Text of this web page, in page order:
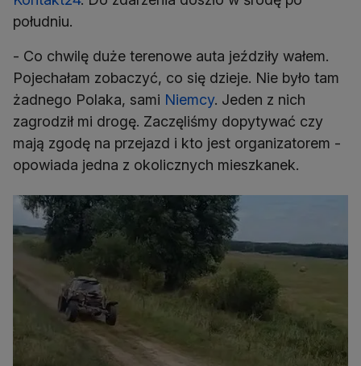
południu.
- Co chwilę duże terenowe auta jeździły wałem.
Pojechałam zobaczyć, co się dzieje. Nie było tam
żadnego Polaka, sami Niemcy. Jeden z nich
zagrodził mi drogę. Zaczęliśmy dopytywać czy
mają zgodę na przejazd i kto jest organizatorem -
opowiada jedna z okolicznych mieszkanek.